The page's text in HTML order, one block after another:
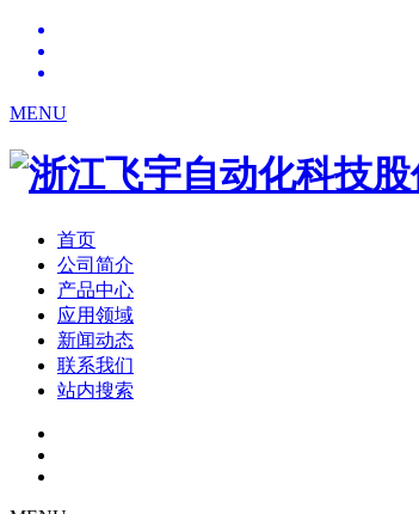
MENU
首页
公司简介
产品中心
应用领域
新闻动态
联系我们
站内搜索